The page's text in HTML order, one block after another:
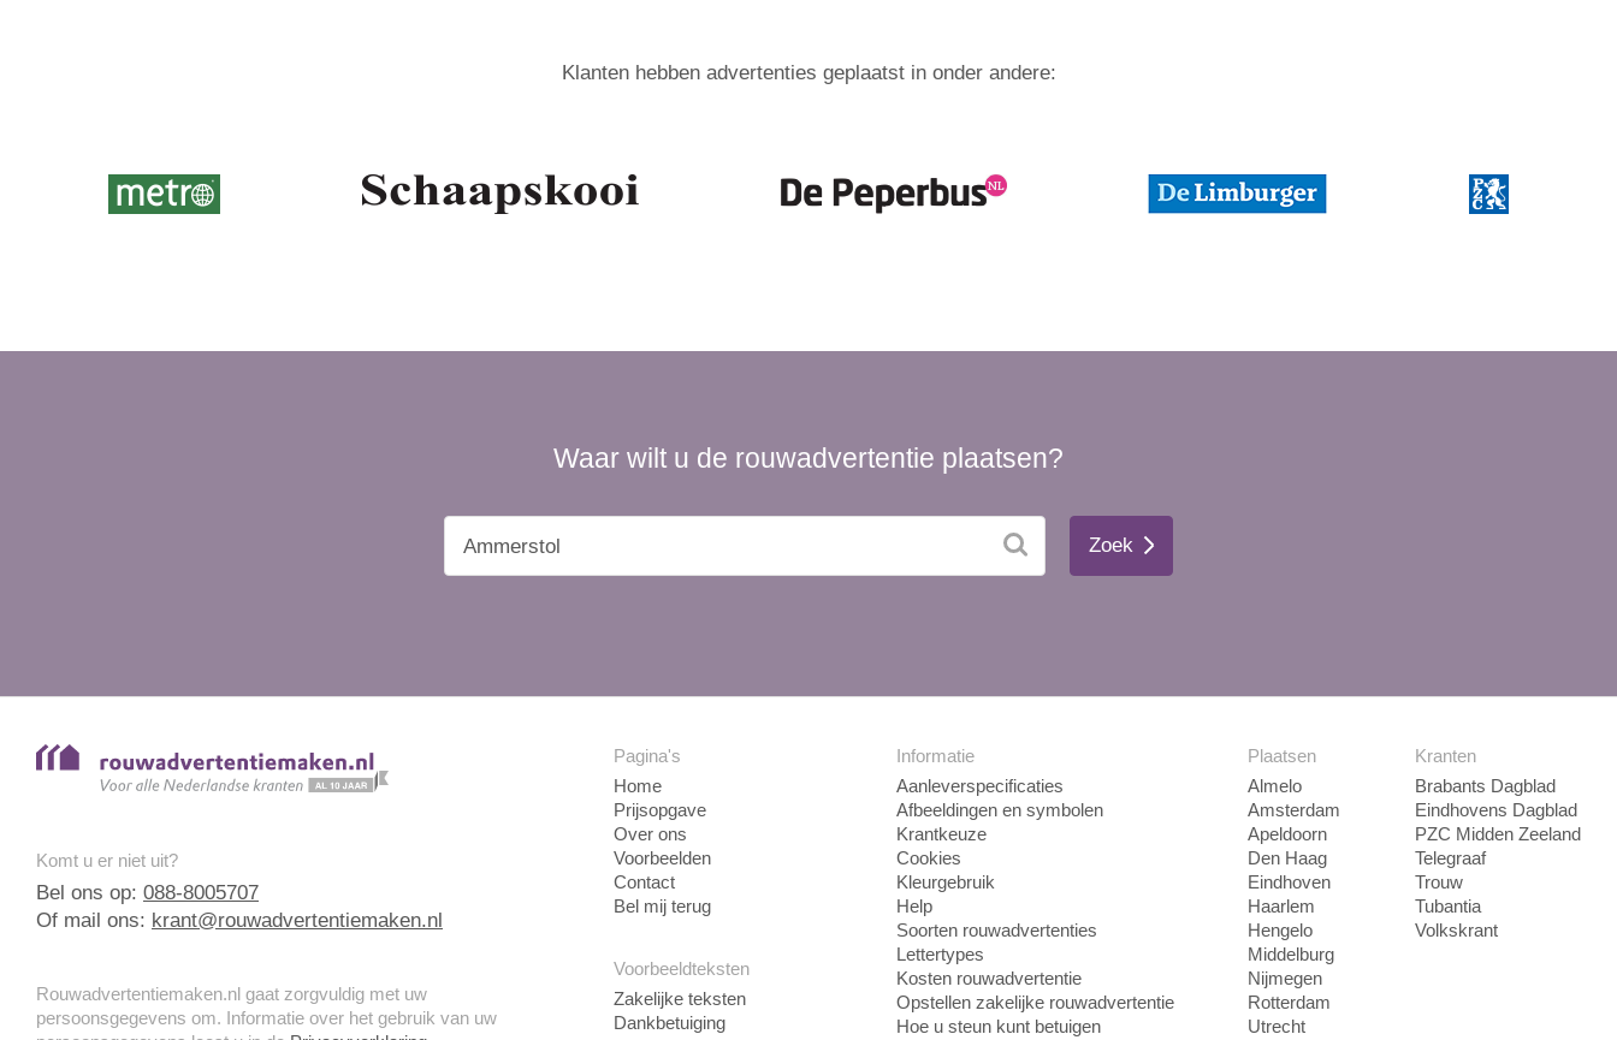
Klanten hebben advertenties geplaatst in onder andere:
Waar wilt u de rouwadvertentie plaatsen?
Zoek
Komt u er niet uit?
Bel ons op: 088-8005707
Of mail ons: krant@rouwadvertentiemaken.nl
Rouwadvertentiemaken.nl gaat zorgvuldig met uw
persoonsgegevens om. Informatie over het gebruik van uw
Pagina's
Home
Prijsopgave
Over ons
Voorbeelden
Contact
Bel mij terug
Voorbeeldteksten
Zakelijke teksten
Dankbetuiging
Informatie
Aanleverspecificaties
Afbeeldingen en symbolen
Krantkeuze
Cookies
Kleurgebruik
Help
Soorten rouwadvertenties
Lettertypes
Kosten rouwadvertentie
Opstellen zakelijke rouwadvertentie
Hoe u steun kunt betuigen
Plaatsen
Almelo
Amsterdam
Apeldoorn
Den Haag
Eindhoven
Haarlem
Hengelo
Middelburg
Nijmegen
Rotterdam
Utrecht
Kranten
Brabants Dagblad
Eindhovens Dagblad
PZC Midden Zeeland
Telegraaf
Trouw
Tubantia
Volkskrant